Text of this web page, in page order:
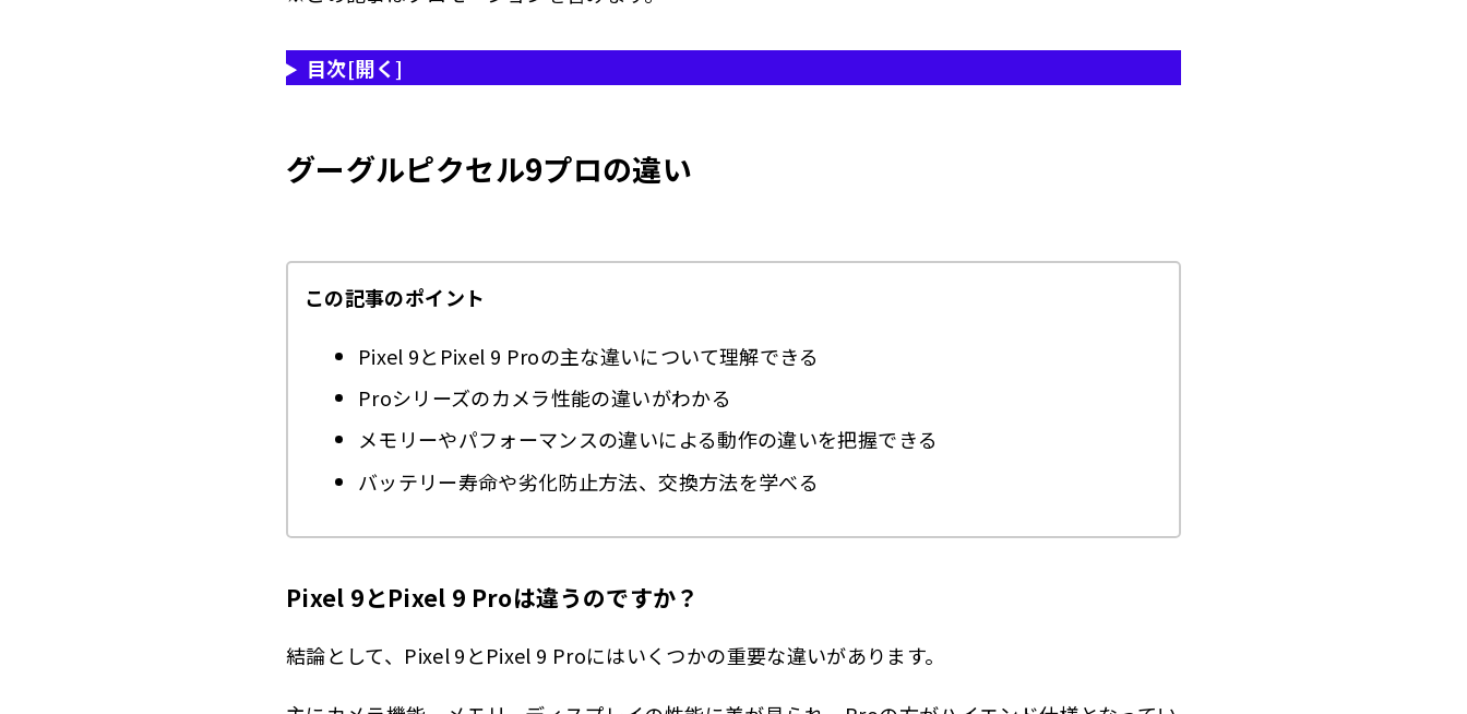
目次[開く]
グーグルピクセル9プロの違い
この記事のポイント
Pixel 9とPixel 9 Proの主な違いについて理解できる
Proシリーズのカメラ性能の違いがわかる
メモリーやパフォーマンスの違いによる動作の違いを把握できる
バッテリー寿命や劣化防止方法、交換方法を学べる
Pixel 9とPixel 9 Proは違うのですか？
結論として、Pixel 9とPixel 9 Proにはいくつかの重要な違いがあります。